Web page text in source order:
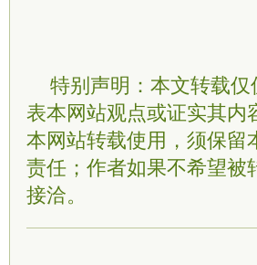
特别声明：本文转载
表本网站观点或证实其内
本网站转载使用，须保留
责任；作者如果不希望被
接洽。